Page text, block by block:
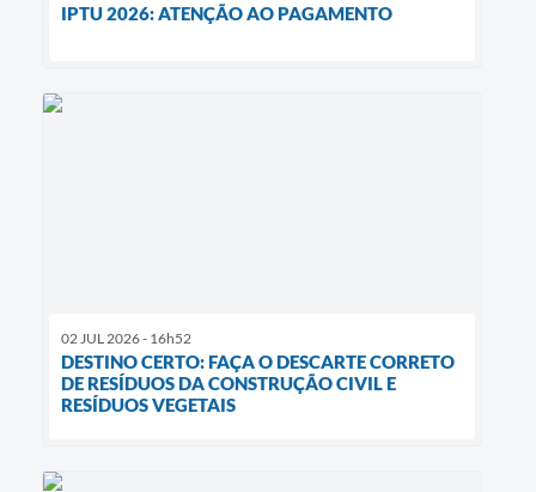
IPTU 2026: ATENÇÃO AO PAGAMENTO
02 JUL 2026 - 16h52
DESTINO CERTO: FAÇA O DESCARTE CORRETO
DE RESÍDUOS DA CONSTRUÇÃO CIVIL E
RESÍDUOS VEGETAIS